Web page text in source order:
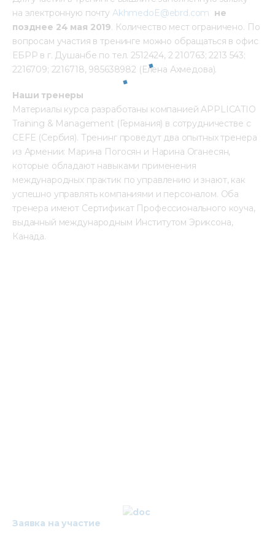
на электронную почту AkhmedoE@ebrd.com не
позднее 24 мая 2019. Количество мест ограничено. По
вопросам участия в тренинге можно обращаться в офис
ЕБРР в г. Душанбе по тел. 2512424, 2 210763; 2213 543;
2216709; 2216718, 985638982 (Елена Ахмедова).
Наши тренеры
Материалы курса разработаны компанией APPLICATIO
Training & Management (Германия) в сотрудничестве с
CEFE (Сербия). Тренинг проведут два опытных тренера
из Армении: Марина Погосян и Нарина Оганесян,
которые обладают навыками применения
международных практик по управлению и знают, как
успешно управлять компаниями и персоналом. Оба
тренера имеют Сертификат Профессионального коуча,
выданный международным Институтом Эриксона,
Канада.
Заявка на участие